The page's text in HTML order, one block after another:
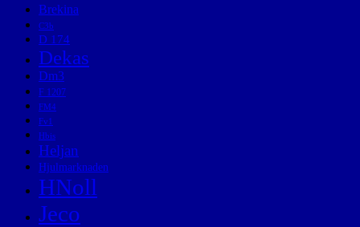
Brekina
C3b
D 174
Dekas
Dm3
F 1207
FM4
Fv1
Hbis
Heljan
Hjulmarknaden
HNoll
Jeco